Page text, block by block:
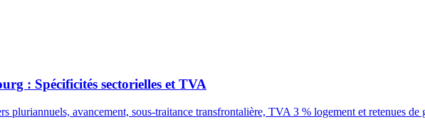
: Spécificités sectorielles et TVA
pluriannuels, avancement, sous-traitance transfrontalière, TVA 3 % logement et retenues de